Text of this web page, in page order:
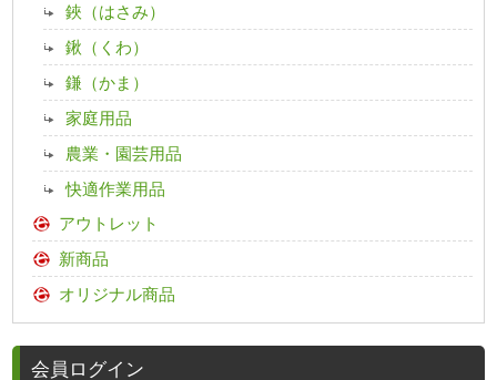
鋏（はさみ）
鍬（くわ）
鎌（かま）
家庭用品
農業・園芸用品
快適作業用品
アウトレット
新商品
オリジナル商品
会員ログイン